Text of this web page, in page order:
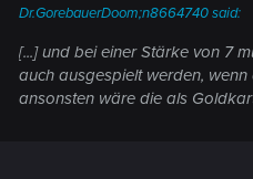
Dr.GorebauerDoom;n8664740 said:
[...] und bei einer Stärke von 7
auch ausgespielt werden, wenn
ansonsten wäre die als